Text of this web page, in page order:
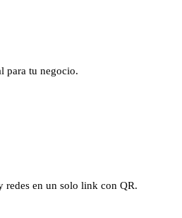
para tu negocio.
redes en un solo link con QR.